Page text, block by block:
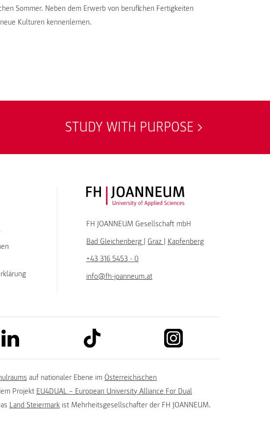
Sommer. Neben dem Erwerb von beruflichen Fertigkeiten
Kulturen kennenlernen.
STUDY WITH PURPOSE
FH JOANNEUM Logo
FH JOANNEUM Gesellschaft mbH
Bad Gleichenberg | Graz | Kapfenberg
+43 316 5453 - 0
info@fh-joanneum.at
link to linkedin link to tiktok link to instagram
auf nationaler Ebene im Österreichischen
Projekt EU4DUAL – European University Alliance For Dual
Land Steiermark ist Mehrheitsgesellschafter der FH JOANNEUM.